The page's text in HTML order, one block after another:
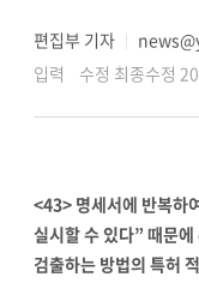
편집부 기자
입력 수정 최종수정
<43> 명세서에 반복하
실시할 수 있다” 때문
검출하는 방법의 특허